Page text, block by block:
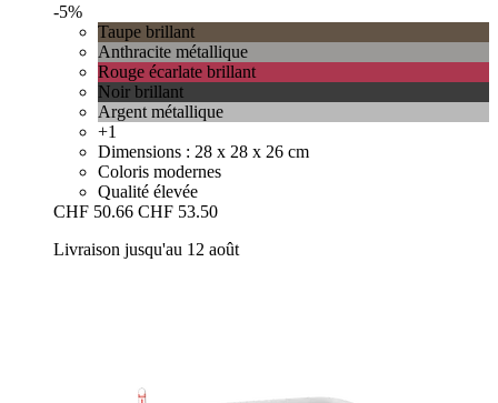
-5%
Taupe brillant
Anthracite métallique
Rouge écarlate brillant
Noir brillant
Argent métallique
+1
Dimensions : 28 x 28 x 26 cm
Coloris modernes
Qualité élevée
CHF 50.66 CHF 53.50
Livraison jusqu'au 12 août